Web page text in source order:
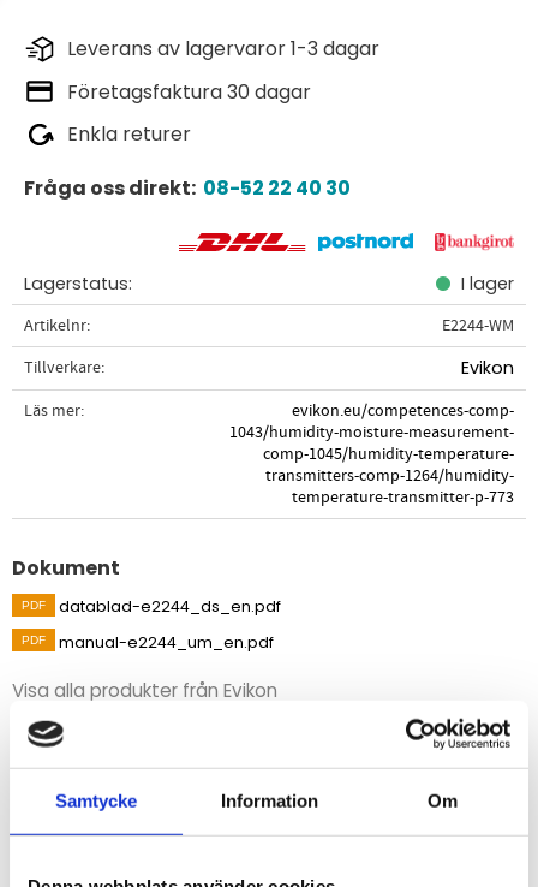
Samtycke Information Om
Leverans av lagervaror 1-3 dagar
Företagsfaktura 30 dagar
Enkla returer
Fråga oss direkt: 08-52 22 40 30
Lagerstatus I lager
Artikelnr
E2244-WM
Tillverkare
Evikon
Läs mer
evikon.eu/competences-comp-
1043/humidity-moisture-measurement-
comp-1045/humidity-temperature-
transmitters-comp-1264/humidity-
temperature-transmitter-p-773
Dokument
datablad-e2244_ds_en.pdf
manual-e2244_um_en.pdf
Visa alla produkter från Evikon
Beskrivning
Temperatur- och luftfuktighetstransmitter med givaren
ansluten direkt på elektronikenheten för övervakning av